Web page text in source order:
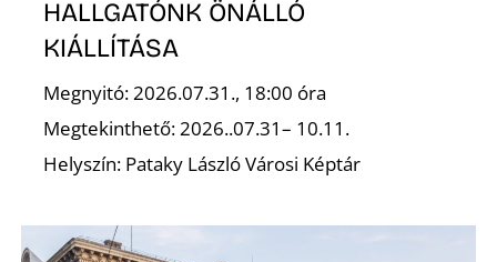
HALLGATÓNK ÖNÁLLÓ
KIÁLLÍTÁSA
Megnyitó: 2026.07.31., 18:00 óra
Megtekinthető: 2026..07.31– 10.11.
Helyszín: Pataky László Városi Képtár